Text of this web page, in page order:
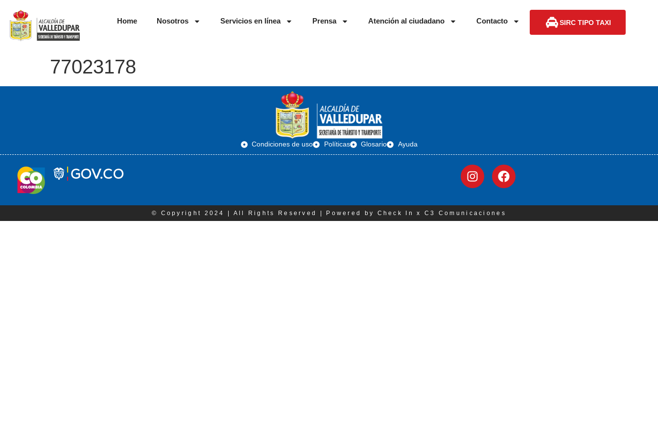
Home Nosotros Servicios en línea Prensa Atención al ciudadano Contacto SIRC TIPO TAXI
77023178
Condiciones de uso Políticas Glosario Ayuda
© Copyright 2024 | All Rights Reserved | Powered by Check In x C3 Comunicaciones